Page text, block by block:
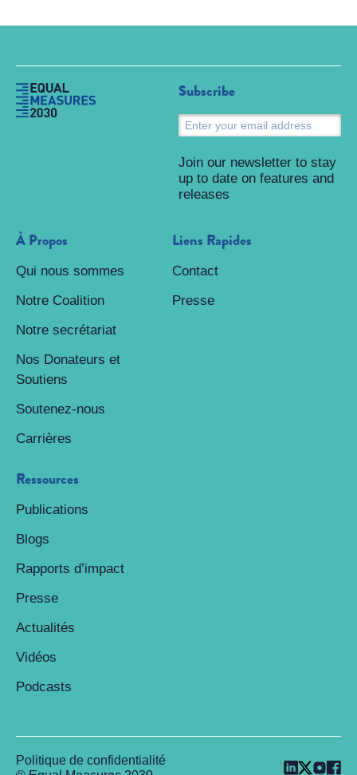
À Propos
Qui nous sommes
Notre Coalition
Notre secrétariat
Nos Donateurs et
Soutiens
Soutenez-nous
Carrières
Ressources
Publications
Blogs
Rapports d’impact
Presse
Actualités
Vidéos
Podcasts
Liens Rapides
Contact
Presse
Subscribe
Join our newsletter to stay
up to date on features and
releases
Politique de confidentialité